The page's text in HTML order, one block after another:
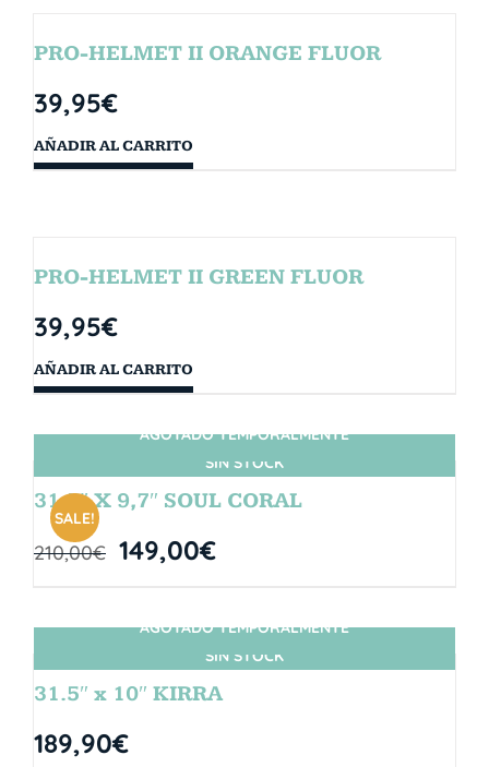
PRO-HELMET II ORANGE FLUOR
39,95€
AÑADIR AL CARRITO
PRO-HELMET II GREEN FLUOR
39,95€
AÑADIR AL CARRITO
SIN STOCK
SALE!
AGOTADO TEMPORALMENTE
31,5″ X 9,7″ SOUL CORAL
210,00€ 149,00€
SIN STOCK
AGOTADO TEMPORALMENTE
31.5″ x 10″ KIRRA
189,90€